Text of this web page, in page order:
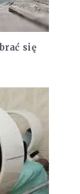
się